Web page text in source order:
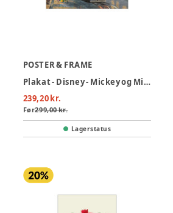
POSTER & FRAME
Plakat - Disney - Mickey og Minnie Mouse 30x40
239,20 kr.
Før299,00 kr.
Lagerstatus